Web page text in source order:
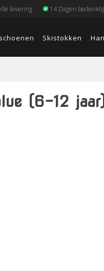
levering 14 Dagen
Skistokken
(6-12